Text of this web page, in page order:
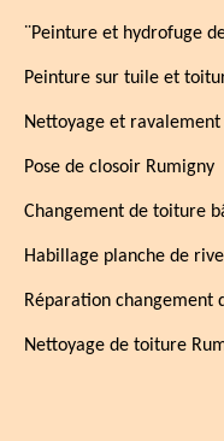
¨Peinture et hydrofuge
Peinture sur tuile et
Nettoyage et
Pose de closoir Rumigny
Changement de toiture
Habillage planche de
Réparation changement
Nettoyage de toiture